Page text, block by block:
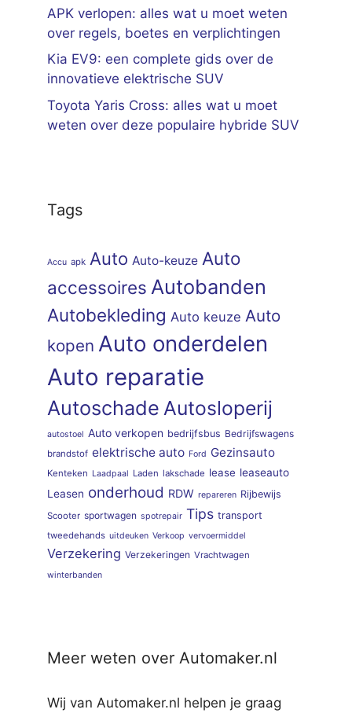
APK verlopen: alles wat u moet weten
over regels, boetes en verplichtingen
Kia EV9: een complete gids over de
innovatieve elektrische SUV
Toyota Yaris Cross: alles wat u moet
weten over deze populaire hybride SUV
Tags
Accu apk Auto Auto-keuze Auto
accessoires Autobanden
Autobekleding Auto keuze Auto
kopen Auto onderdelen
Auto reparatie
Autoschade Autosloperij
autostoel Auto verkopen bedrijfsbus Bedrijfswagens
brandstof elektrische auto Ford Gezinsauto
Kenteken Laadpaal Laden lakschade lease leaseauto
Leasen onderhoud RDW repareren Rijbewijs
Scooter sportwagen spotrepair Tips transport
tweedehands uitdeuken Verkoop vervoermiddel
Verzekering Verzekeringen Vrachtwagen
winterbanden
Meer weten over Automaker.nl
Wij van Automaker.nl helpen je graag